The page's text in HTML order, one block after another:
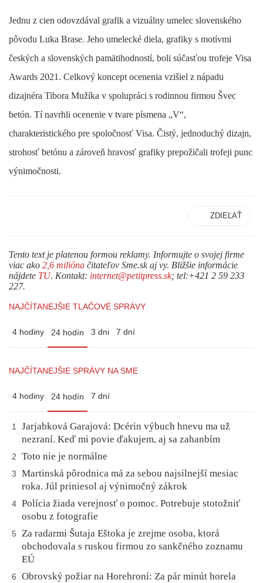
Jednu z cien odovzdával grafik a vizuálny umelec slovenského
pôvodu Luka Brase. Jeho umelecké diela, grafiky s motívmi
českých a slovenských pamätihodností, boli súčasťou trofeje Visa
Awards 2021. Celkový koncept ocenenia vzišiel z nápadu
dizajnéra Tibora Mužíka v spolupráci s rodinnou firmou Švec
betón. Tí navrhli ocenenie v tvare písmena „V“,
charakteristického pre spoločnosť Visa. Čistý, jednoduchý dizajn,
strohosť betónu a zároveň hravosť grafiky prepožičali trofeji punc
výnimočnosti.
ZDIEĽAŤ
Tento text je platenou formou reklamy. Informujte o svojej firme
viac ako 2,6 milióna čitateľov Sme.sk aj vy. Bližšie informácie
nájdete TU. Kontakt: internet@petitpress.sk; tel:+421 2 59 233
227.
NAJČÍTANEJŠIE TLAČOVÉ SPRÁVY
4 hodiny 24 hodín 3 dni 7 dní
NAJČÍTANEJŠIE SPRÁVY NA SME
4 hodiny 24 hodín 7 dní
1
Jarjabková Garajová: Dcérin výbuch hnevu ma už
nezraní. Keď mi povie ďakujem, aj sa zahanbím
2 Toto nie je normálne
3
Martinská pôrodnica má za sebou najsilnejší mesiac
roka. Júl priniesol aj výnimočný zákrok
4 Polícia žiada verejnosť o pomoc. Potrebuje stotožniť
osobu z fotografie
5
Za radarmi Šutaja Eštoka je zrejme osoba, ktorá
obchodovala s ruskou firmou zo sankčného zoznamu
EÚ
6
Obrovský požiar na Horehroní: Za pár minút horela